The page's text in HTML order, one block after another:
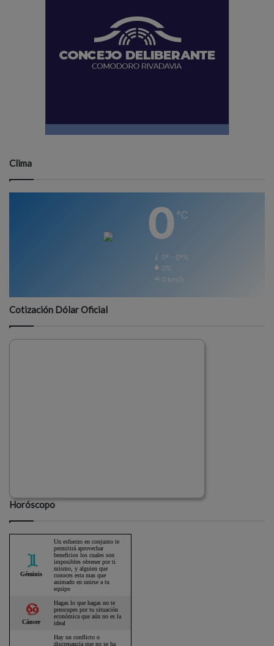
Clima
0 ℃
0º - 0º%
0%
0 km/h
Cotización Dólar Oficial
Horóscopo